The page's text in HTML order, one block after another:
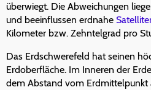
überwiegt. Die Abweichungen
und beeinflussen erdnahe
Kilometer bzw. Zehntelgrad pro
Das Erdschwerefeld hat seinen
Erdoberfläche. Im Inneren der
dem Abstand vom Erdmittelpunkt